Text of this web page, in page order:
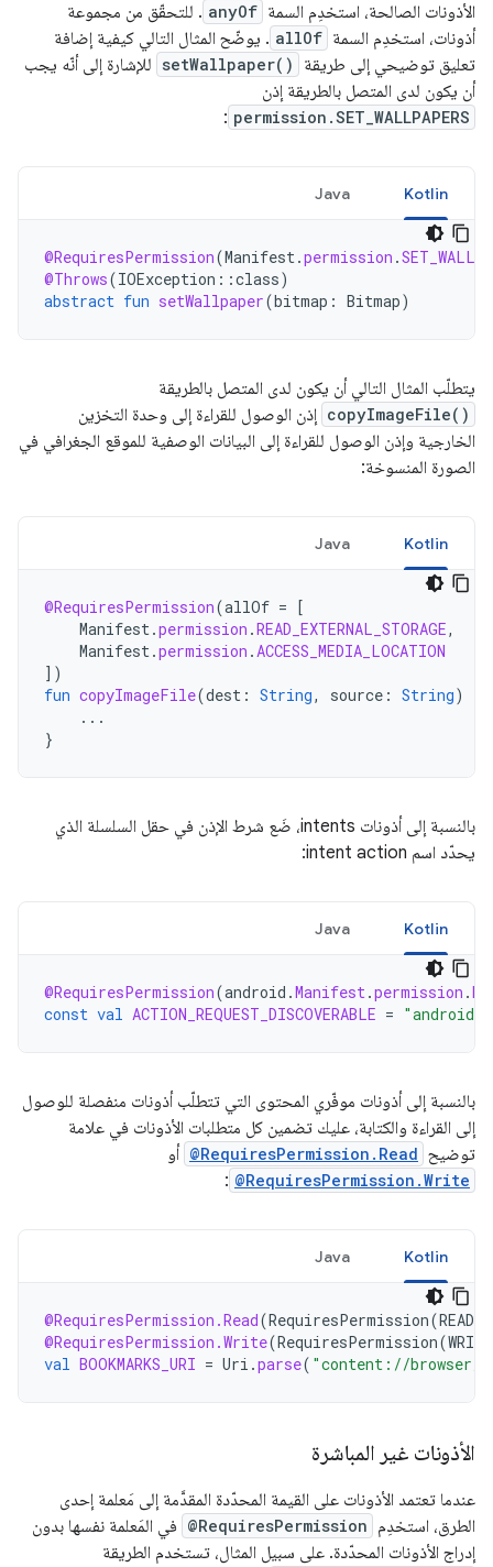
الأذونات الصالحة، استخدِم السمة anyOf . للتحقّق من مجموعة
أذونات، استخدِم السمة allOf . يوضّح المثال التالي كيفية إضافة
تعليق توضيحي إلى طريقة
setWallpaper() للإشارة إلى أنّه يجب
أن يكون لدى المتصل بالطريقة إذن
permission.SET_WALLPAPERS
:
Kotlin
Java
@RequiresPermission(Manifest.permission .
@Throws(IOException ::class)
abstract fun setWallpaper(bitmap : Bitmap)
يتطلّب المثال التالي أن يكون لدى المتصل بالطريقة
copyImageFile() إذن الوصول للقراءة إلى وحدة التخزين
الخارجية وإذن الوصول للقراءة إلى البيانات الوصفية للموقع الجغرافي في
الصورة المنسوخة:
Kotlin
Java
@RequiresPermission(allOf = [
Manifest.permission .READ_EXTERNAL_STORAGE,
Manifest.permission .ACCESS_MEDIA_LOCATION
] )
fun copyImageFile(dest : String, source : String)
...
}
بالنسبة إلى أذونات intents، ضَع شرط الإذن في حقل السلسلة الذي
يحدّد اسم intent action:
Kotlin
Java
@RequiresPermission(android .Manifest.permission .
const val ACTION_REQUEST_DISCOVERABLE =
بالنسبة إلى أذونات موفّري المحتوى التي تتطلّب أذونات منفصلة للوصول
إلى القراءة والكتابة، عليك تضمين كل متطلبات الأذونات في علامة
توضيح @RequiresPermission.Read أو
@RequiresPermission.Write
:
Kotlin
Java
@RequiresPermission.Read(RequiresPermission(
@RequiresPermission.Write(RequiresPermission(
val BOOKMARKS_URI = Uri .parse( "content://browser/
الأذونات غير المباشرة
عندما تعتمد الأذونات على القيمة المحدّدة المقدَّمة إلى مَعلمة إحدى
الطرق، استخدِم @RequiresPermission في المَعلمة نفسها بدون
إدراج الأذونات المحدّدة. على سبيل المثال، تستخدم الطريقة